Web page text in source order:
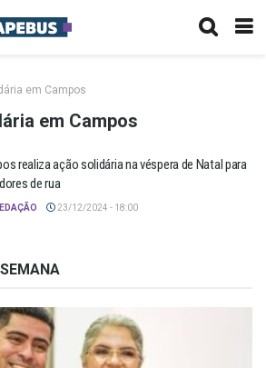
em Campos
em Campos
realiza ação solidária na véspera de Natal para
de rua
23/12/2024 - 18:00